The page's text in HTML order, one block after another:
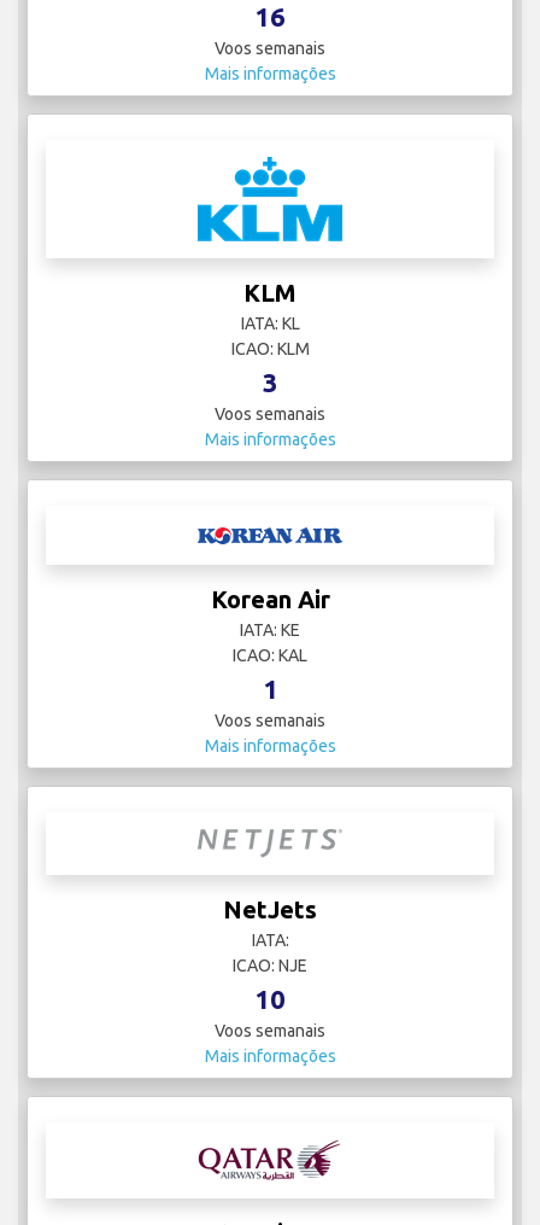
16
Voos semanais
Mais informações
KLM
IATA: KL
ICAO: KLM
3
Voos semanais
Mais informações
Korean Air
IATA: KE
ICAO: KAL
1
Voos semanais
Mais informações
NetJets
IATA:
ICAO: NJE
10
Voos semanais
Mais informações